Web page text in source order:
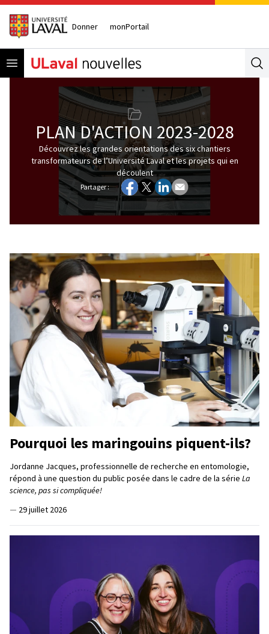
Donner monPortail
Open menu
PLAN D'ACTION 2023-2028
Découvrez les grandes orientations des six chantiers
transformateurs de l’Université Laval et les projets qui en
découlent
Partager :
Pourquoi les maringouins piquent-ils?
Jordanne Jacques, professionnelle de recherche en entomologie,
répond à une question du public posée dans le cadre de la série La
science, pas si compliquée!
— 29 juillet 2026